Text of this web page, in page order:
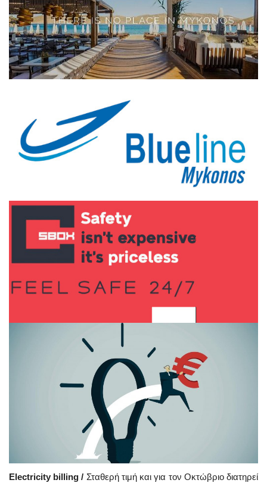
Elections 2023
Γλώσσα
Ελληνικά English
Electricity billing / Σταθερή τιμή και για τον Οκτώβριο διατηρεί